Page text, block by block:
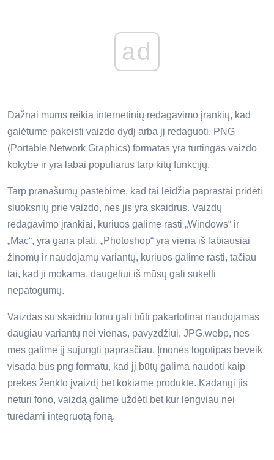
ad
Dažnai mums reikia internetinių redagavimo įrankių, kad
galėtume pakeisti vaizdo dydį arba jį redaguoti. PNG
(Portable Network Graphics) formatas yra turtingas vaizdo
kokybe ir yra labai populiarus tarp kitų funkcijų.
Tarp pranašumų pastebime, kad tai leidžia paprastai pridėti
sluoksnių prie vaizdo, nes jis yra skaidrus. Vaizdų
redagavimo įrankiai, kuriuos galime rasti „Windows“ ir
„Mac“, yra gana plati. „Photoshop“ yra viena iš labiausiai
žinomų ir naudojamų variantų, kuriuos galime rasti, tačiau
tai, kad ji mokama, daugeliui iš mūsų gali sukelti
nepatogumų.
Vaizdas su skaidriu fonu gali būti pakartotinai naudojamas
daugiau variantų nei vienas, pavyzdžiui, JPG.webp, nes
mes galime jį sujungti paprasčiau. Įmonės logotipas beveik
visada bus png formatu, kad jį būtų galima naudoti kaip
prekės ženklo įvaizdį bet kokiame produkte. Kadangi jis
neturi fono, vaizdą galime uždėti bet kur lengviau nei
turėdami integruotą foną.